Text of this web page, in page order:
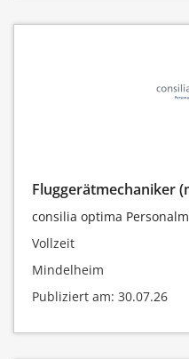
Fluggerätmechaniker
consilia optima
Vollzeit
Mindelheim
Publiziert am: 30.07.26